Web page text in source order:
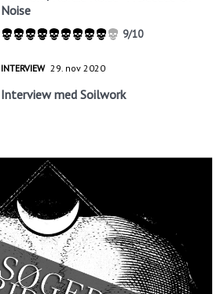
Noise
9/10
INTERVIEW 29. nov 2020
Interview med Soilwork